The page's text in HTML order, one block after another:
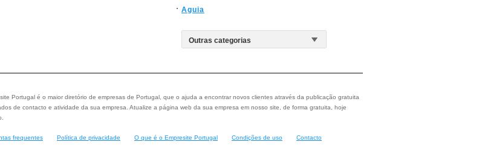
Aguia
Portugal é o maior diretório de empresas de Portugal, que o ajuda a encontrar novos clientes através da publicação gratuita
de contacto e atividade da sua empresa. Atualize a página web da sua empresa em nosso site, de forma gratuita, hoje
frequentes Política de privacidade O que é o Empresite Portugal Condições de uso Contacto